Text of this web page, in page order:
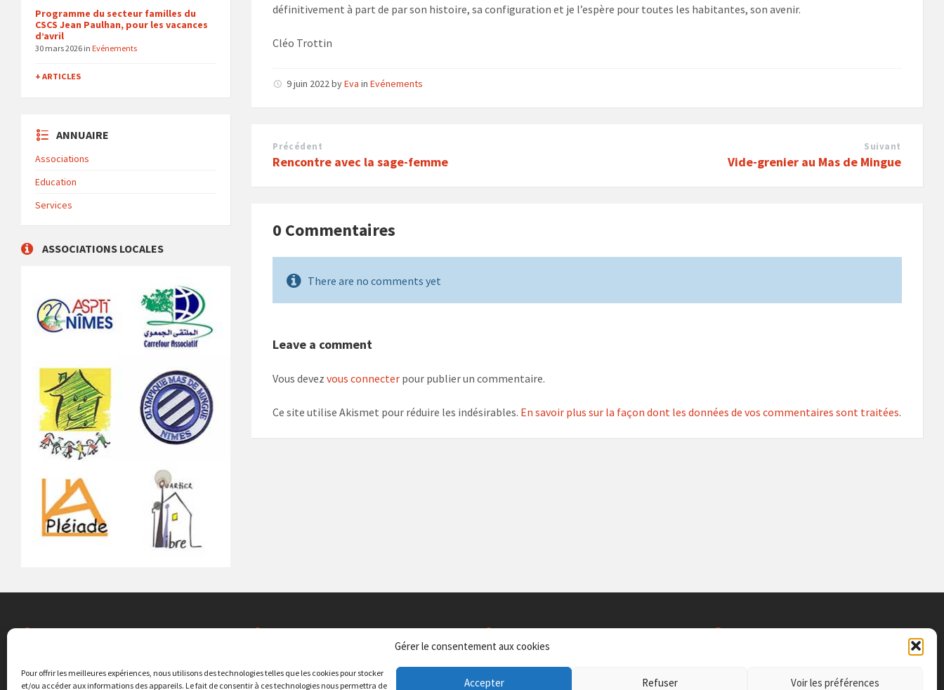
Gérer le consentement aux cookies
Pour offrir les meilleures expériences, nous utilisons des technologies telles que les cookies pour stocker
et/ou accéder aux informations des appareils. Le fait de consentir à ces technologies nous permettra de
Accepter Refuser Voir les préférences
définitivement à part de par son histoire, sa configuration et je l’espère pour toutes les habitantes, son avenir.
Cléo Trottin
9 juin 2022byEva inEvénements
Précédent
Rencontre avec la sage-femme
Suivant
Vide-grenier au Mas de Mingue
0 Commentaires
There are no comments yet
Leave a comment
Vous devezvous connecter pour publier un commentaire.
Ce site utilise Akismet pour réduire les indésirables. En savoir plus sur la façon dont les données de vos commentaires sont traitées.
Programme du secteur familles du
CSCS Jean Paulhan, pour les vacances
d’avril
30 mars 2026 in Evénements
+ ARTICLES
ANNUAIRE
Associations
Education
Services
ASSOCIATIONS LOCALES
ASSOCIATIONS LOCALES EDUCATION
20 rue Agrippa d’Aubigné, 30 000 Nîmes
SERVICES
Centre Jean Paulhan 72, av. M. Claverie 30 000
SITE INFO
Confidentialité